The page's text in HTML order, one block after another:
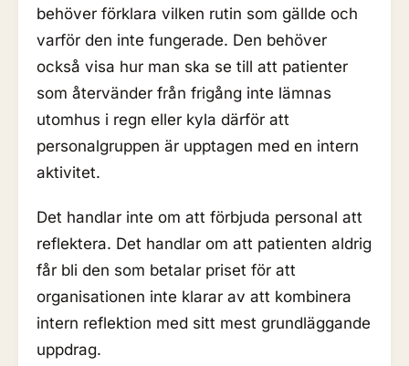
behöver förklara vilken rutin som gällde och
varför den inte fungerade. Den behöver
också visa hur man ska se till att patienter
som återvänder från frigång inte lämnas
utomhus i regn eller kyla därför att
personalgruppen är upptagen med en intern
aktivitet.
Det handlar inte om att förbjuda personal att
reflektera. Det handlar om att patienten aldrig
får bli den som betalar priset för att
organisationen inte klarar av att kombinera
intern reflektion med sitt mest grundläggande
uppdrag.